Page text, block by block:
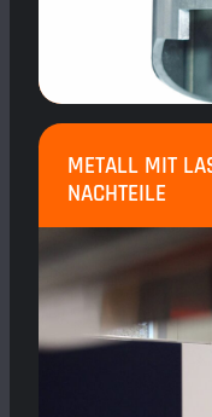
METALL MIT
NACHTEILE